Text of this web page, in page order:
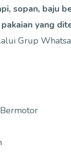
sopan, baju
yang
Grup